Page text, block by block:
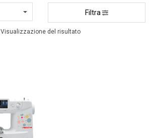
Filtra
Visualizzazione del risultato